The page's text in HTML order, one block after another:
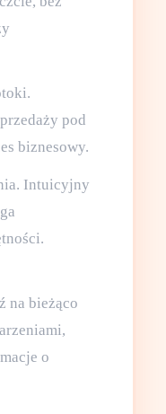
pod
biznesowy.
Intuicyjny
na bieżąco
o